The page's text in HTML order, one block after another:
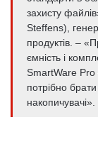
захисту
Steffens),
продуктів. –
ємність і
SmartWare
потрібно
накопичувачі».